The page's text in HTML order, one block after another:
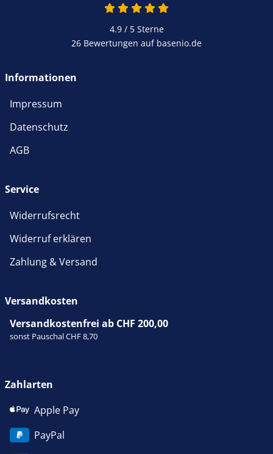
4.9 von 5
4.9 / 5Sterne
26 Bewertungen auf basenio.de
Informationen
Impressum
Datenschutz
AGB
Service
Widerrufsrecht
Widerruf erklären
Zahlung & Versand
Versandkosten
Versandkostenfrei ab CHF 200,00
sonst Pauschal CHF 8,70
Zahlarten
Apple Pay
PayPal